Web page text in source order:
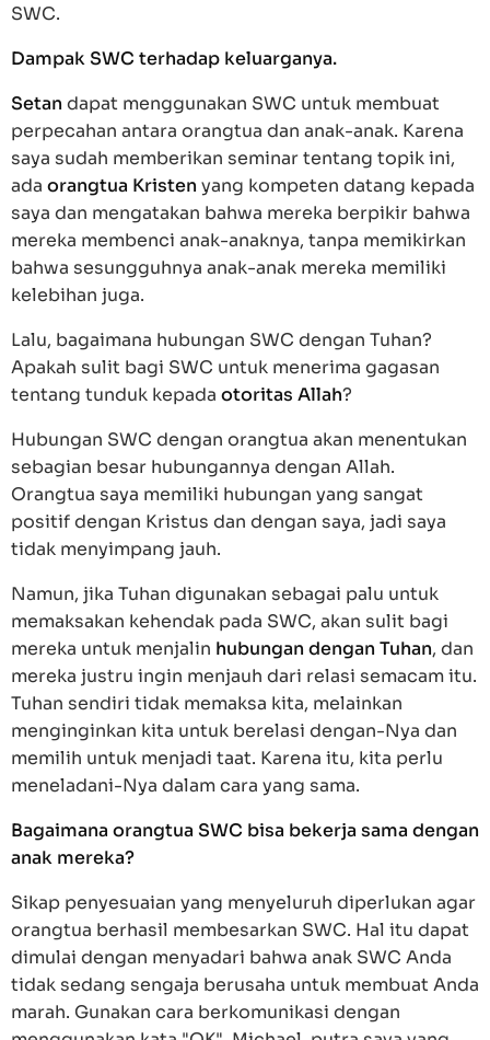
SWC.
Dampak SWC terhadap keluarganya.
Setan dapat menggunakan SWC untuk membuat
perpecahan antara orangtua dan anak-anak. Karena
saya sudah memberikan seminar tentang topik ini,
ada orangtua Kristen yang kompeten datang kepada
saya dan mengatakan bahwa mereka berpikir bahwa
mereka membenci anak-anaknya, tanpa memikirkan
bahwa sesungguhnya anak-anak mereka memiliki
kelebihan juga.
Lalu, bagaimana hubungan SWC dengan Tuhan?
Apakah sulit bagi SWC untuk menerima gagasan
tentang tunduk kepada otoritas Allah?
Hubungan SWC dengan orangtua akan menentukan
sebagian besar hubungannya dengan Allah.
Orangtua saya memiliki hubungan yang sangat
positif dengan Kristus dan dengan saya, jadi saya
tidak menyimpang jauh.
Namun, jika Tuhan digunakan sebagai palu untuk
memaksakan kehendak pada SWC, akan sulit bagi
mereka untuk menjalin hubungan dengan Tuhan, dan
mereka justru ingin menjauh dari relasi semacam itu.
Tuhan sendiri tidak memaksa kita, melainkan
menginginkan kita untuk berelasi dengan-Nya dan
memilih untuk menjadi taat. Karena itu, kita perlu
meneladani-Nya dalam cara yang sama.
Bagaimana orangtua SWC bisa bekerja sama dengan
anak mereka?
Sikap penyesuaian yang menyeluruh diperlukan agar
orangtua berhasil membesarkan SWC. Hal itu dapat
dimulai dengan menyadari bahwa anak SWC Anda
tidak sedang sengaja berusaha untuk membuat Anda
marah. Gunakan cara berkomunikasi dengan